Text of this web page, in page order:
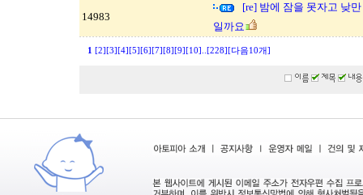
14983
[re] 밤에 잠을 못자고 낮
일까요
1 [2] [3] [4] [5] [6] [7] [8] [9] [10] [228] [다음10개]